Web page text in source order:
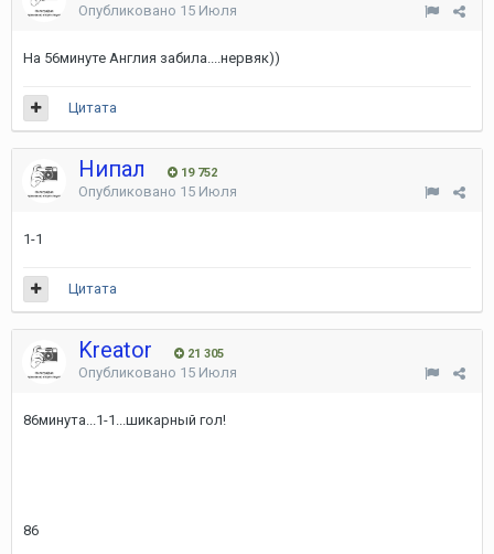
Опубликовано 15 Июля
На 56минуте Англия забила....нервяк))
Цитата
Нипал 19 752
Опубликовано 15 Июля
1-1
Цитата
Kreator 21 305
Опубликовано 15 Июля
86минута...1-1...шикарный гол!
86